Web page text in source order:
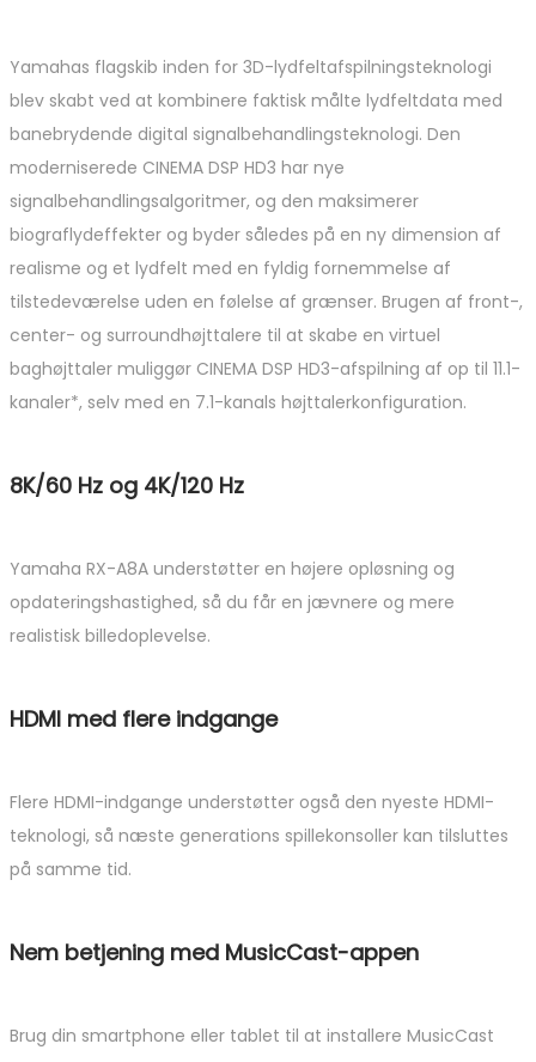
Yamahas flagskib inden for 3D-lydfeltafspilningsteknologi
blev skabt ved at kombinere faktisk målte lydfeltdata med
banebrydende digital signalbehandlingsteknologi. Den
moderniserede CINEMA DSP HD3 har nye
signalbehandlingsalgoritmer, og den maksimerer
biograflydeffekter og byder således på en ny dimension af
realisme og et lydfelt med en fyldig fornemmelse af
tilstedeværelse uden en følelse af grænser. Brugen af front-,
center- og surroundhøjttalere til at skabe en virtuel
baghøjttaler muliggør CINEMA DSP HD3-afspilning af op til 11.1-
kanaler*, selv med en 7.1-kanals højttalerkonfiguration.
8K/60 Hz og 4K/120 Hz
Yamaha RX-A8A understøtter en højere opløsning og
opdateringshastighed, så du får en jævnere og mere
realistisk billedoplevelse.
HDMI med flere indgange
Flere HDMI-indgange understøtter også den nyeste HDMI-
teknologi, så næste generations spillekonsoller kan tilsluttes
på samme tid.
Nem betjening med MusicCast-appen
Brug din smartphone eller tablet til at installere MusicCast